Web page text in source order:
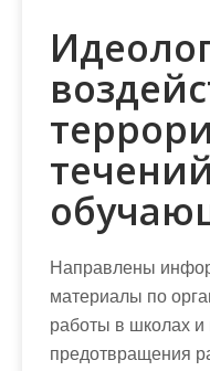
Направлены
материалы по
работы в школах
предотвращения